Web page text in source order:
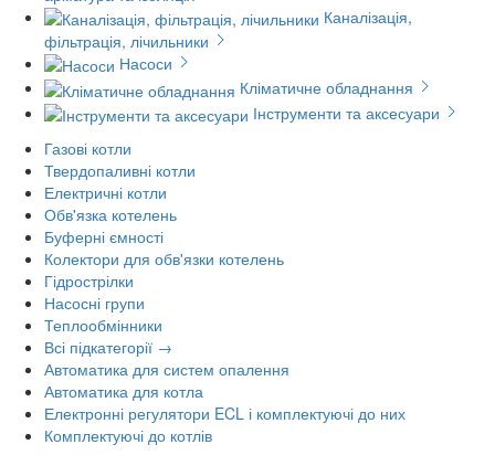
Каналізація,
фільтрація, лічильники
Насоси
Кліматичне обладнання
Інструменти та аксесуари
Газові котли
Твердопаливні котли
Електричні котли
Обв'язка котелень
Буферні ємності
Колектори для обв'язки котелень
Гідрострілки
Насосні групи
Теплообмінники
Всі підкатегорії →
Автоматика для систем опалення
Автоматика для котла
Електронні регулятори ECL і комплектуючі до них
Комплектуючі до котлів